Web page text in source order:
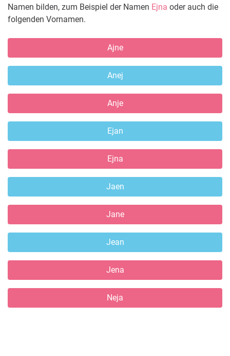
Namen bilden, zum Beispiel der Namen Ejna oder auch die
folgenden Vornamen.
Ajne
Anej
Anje
Ejan
Ejna
Jaen
Jane
Jean
Jena
Neja